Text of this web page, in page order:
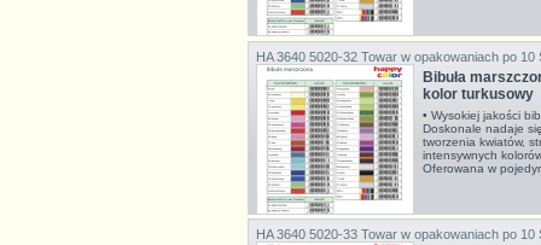
HA 3640 5020-32 Towar w opakowaniach po 10
Bibuła
kolor turkusowy
• Wysokiej jakości
Doskonale nadaje
tworzenia kwiatów,
intensywnych
Oferowana w
HA 3640 5020-33 Towar w opakowaniach po 10